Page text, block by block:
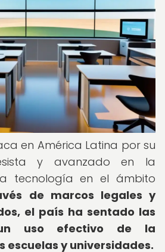
en América Latina por su
y avanzado en la
tecnología en el ámbito
de marcos legales y
el país ha sentado las
uso efectivo de la
escuelas y universidades.